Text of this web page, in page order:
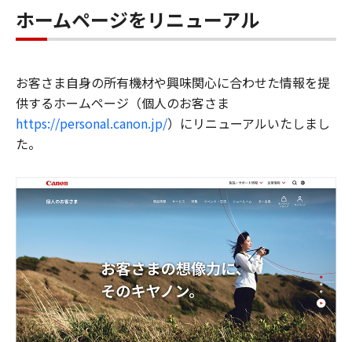
ホームページをリニューアル
お客さま自身の所有機材や興味関心に合わせた情報を提
供するホームページ（個人のお客さま
https://personal.canon.jp/）にリニューアルいたしまし
た。